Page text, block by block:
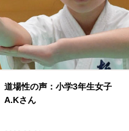
道場性の声：小学3年生女子
A.Kさん